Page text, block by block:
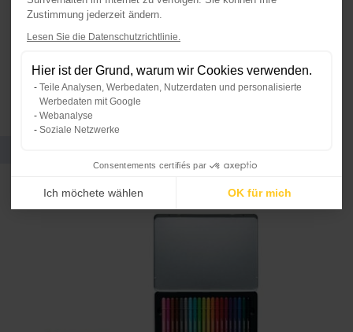
Sie beinhalten 20 Blatt mit einem Flächengewicht von
250 g/m².
Zustimmung jederzeit ändern.
Lesen Sie die Datenschutzrichtlinie.
Hier ist der Grund, warum wir Cookies verwenden.
Teile Analysen, Werbedaten, Nutzerdaten und personalisierte
Werbedaten mit Google
Webanalyse
Soziale Netzwerke
Consentements certifiés par
Ich möchete wählen OK für mich
Axeptio consent
Unsere Plattform ermöglicht es